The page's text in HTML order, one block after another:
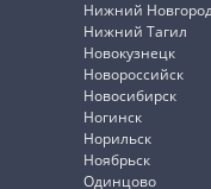
Нижний
Нижний Тагил
Новокузнецк
Новороссийск
Новосибирск
Ногинск
Норильск
Ноябрьск
Одинцово